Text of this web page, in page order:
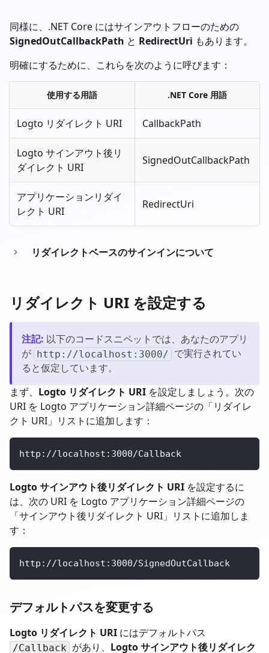
同様に、.NET Core にはサインアウトフローのための
SignedOutCallbackPath と RedirectUri もあります。
明確にするために、これらを次のように呼びます：
使用する用語 .NET Core 用語
Logto リダイレクト URI CallbackPath
Logto サインアウト後リ
ダイレクト URI
SignedOutCallbackPath
アプリケーションリダイ
レクト URI
RedirectUri
リダイレクトベースのサインインについて
リダイレクト URI を設定する
注記: 以下のコードスニペットでは、あなたのアプリ
が http://localhost:3000/ で実行されてい
ると仮定しています。
まず、 Logto リダイレクト URI を設定しましょう。次の
URI を Logto アプリケーション詳細ページの「リダイレ
クト URI」リストに追加します：
http://localhost:3000/Callback
Logto サインアウト後リダイレクト URI を設定するに
は、次の URI を Logto アプリケーション詳細ページの
「サインアウト後リダイレクト URI」リストに追加しま
す：
http://localhost:3000/SignedOutCallback
デフォルトパスを変更する
Logto リダイレクト URI にはデフォルトパス
/Callback があり、 Logto サインアウト後リダイレク